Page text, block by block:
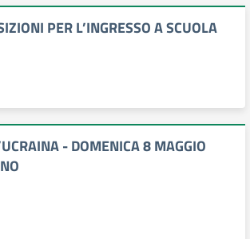
PER L’INGRESSO A SCUOLA
- DOMENICA 8 MAGGIO